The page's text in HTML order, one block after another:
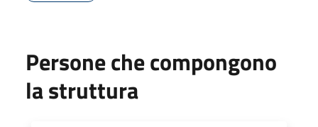
Persone che compongono
la struttura